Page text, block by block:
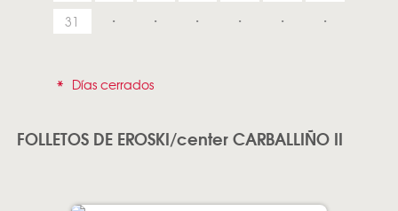
31
* Días cerrados
FOLLETOS DE EROSKI/center CARBALLIÑO II